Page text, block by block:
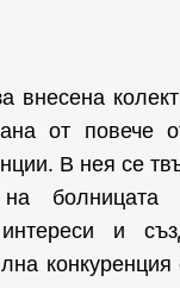
внесена
от повече
В нея се
на
и
конкуренция